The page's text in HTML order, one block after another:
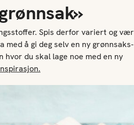
Spis derfor variert og vær
å gi deg selv en ny grønnsaks-
hvor du skal lage noe med en ny
sin carne